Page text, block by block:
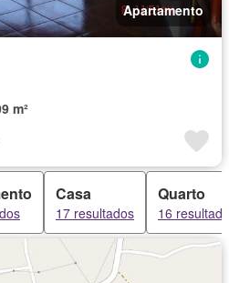
Apartamento
m²
Casa
17 resultados
Quarto
16